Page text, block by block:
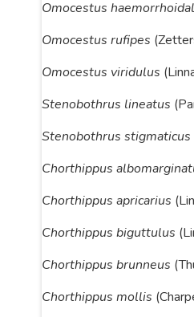
Omocestus
Omocestus rufipes
Omocestus viridulus
Stenobothrus lineatus
Stenobothrus stigmaticus
Chorthippus
Chorthippus apricarius
Chorthippus biguttulus
Chorthippus brunneus
Chorthippus mollis